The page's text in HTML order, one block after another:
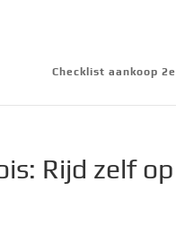
Checklist aankoop
Rijd zelf